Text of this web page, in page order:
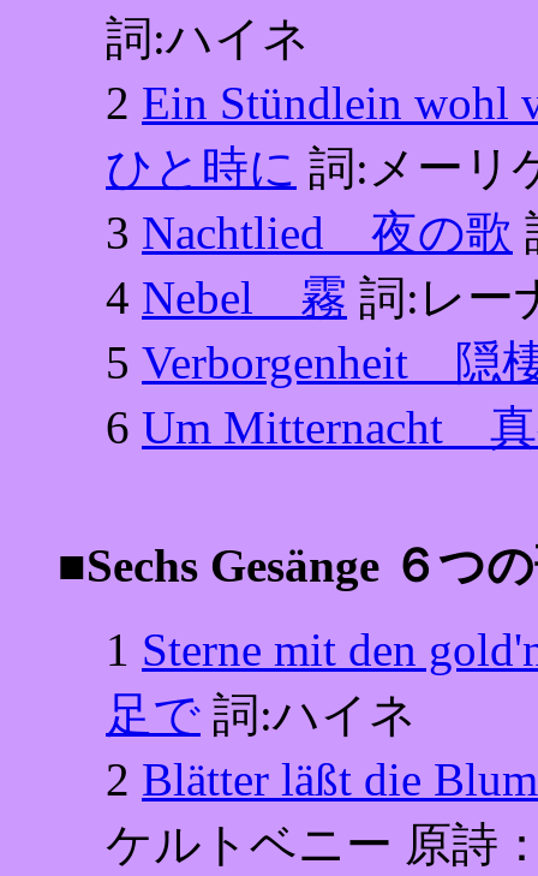
詞:ハイネ
2 Ein Stündlein
ひと時に 詞:メーリ
3 Nachtlied 夜の歌
4 Nebel 霧 詞:レー
5 Verborgenheit 隠
6 Um Mitternacht
■Sechs Gesänge ６
1 Sterne mit den
足で 詞:ハイネ
2 Blätter läßt die
ケルトベニー 原詩